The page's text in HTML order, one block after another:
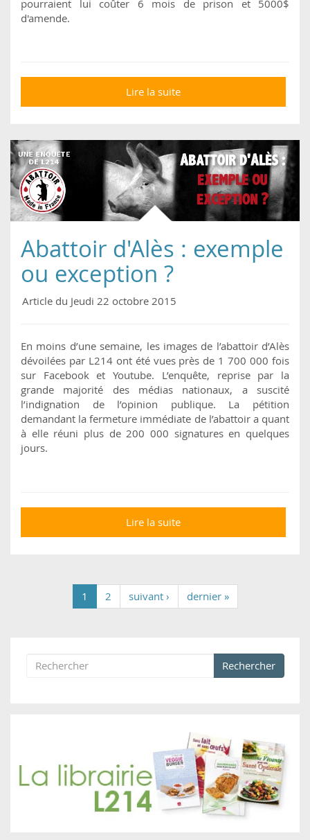
pourraient lui coûter 6 mois de prison et 5000$
d'amende.
Lire la suite
tribunal pour avoir
Abattoir d'Alès : exemple
ou exception ?
Article du Jeudi 22 octobre 2015
En moins d’une semaine, les images de l’abattoir d’Alès
dévoilées par L214 ont été vues près de 1 700 000 fois
sur Facebook et Youtube. L’enquête, reprise par la
grande majorité des médias nationaux, a suscité
l’indignation de l’opinion publique. La pétition
demandant la fermeture immédiate de l’abattoir a quant
à elle réuni plus de 200 000 signatures en quelques
jours.
Lire la suite
exemple ou exception
1 2 suivant › dernier »
Formulaire de recherche
Rechercher